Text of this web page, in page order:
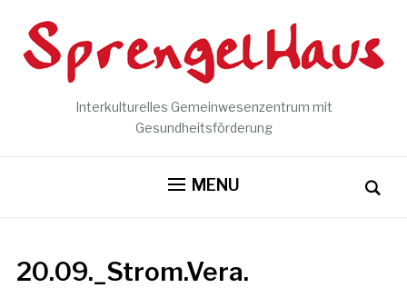
Interkulturelles Gemeinwesenzentrum mit
Gesundheitsförderung
MENU
20.09._Strom.Vera.